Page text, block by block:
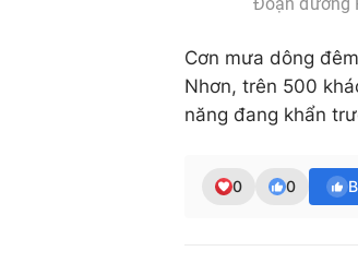
Cơn mưa dông
Nhơn, trên 500
năng đang khẩn
0 0